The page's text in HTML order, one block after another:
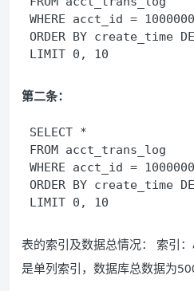
WHERE acct_id =
ORDER BY create_time
LIMIT 0, 10
第二条：
SELECT *
FROM acct_trans_log
WHERE acct_id =
ORDER BY create_time
LIMIT 0, 10
表的索引及数据总情况： 索引
是单列索引，数据库总数据为